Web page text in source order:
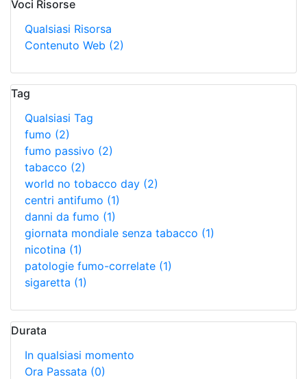
Voci Risorse
Qualsiasi Risorsa
Contenuto Web (2)
Tag
Qualsiasi Tag
fumo (2)
fumo passivo (2)
tabacco (2)
world no tobacco day (2)
centri antifumo (1)
danni da fumo (1)
giornata mondiale senza tabacco (1)
nicotina (1)
patologie fumo-correlate (1)
sigaretta (1)
Durata
In qualsiasi momento
Ora Passata (0)